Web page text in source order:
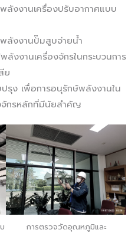
ลังงานเครื่องปรับอากาศแบบ
ลังงานปั๊มสูบจ่ายน้ำ
ลังงานเครื่องจักรในกระบวนการ
ย
รุง เพื่อการอนุรักษ์พลังงานใน
จักรหลักที่มีนัยสำคัญ
การตรวจวัดอุณหภูมิและ